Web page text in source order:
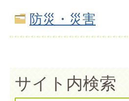
防災・災害
サイト内検索